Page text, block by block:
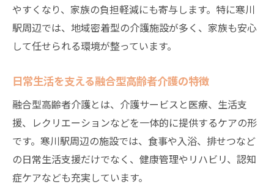
要介護度に応じた最適な施設探しのコツ
高齢者介護と要介護度の適切な施設選び
要介護度別に考える高齢者介護施設の種類
択法
高齢者介護におけるケアプラン作成の重要
性
家族に寄り添う高齢者介護の実践ポイント
やすくなり、家族の負担軽減にも寄与します。特に寒川
駅周辺では、地域密着型の介護施設が多く、家族も安心
して任せられる環境が整っています。
日常生活を支える融合型高齢者介護の特徴
融合型高齢者介護とは、介護サービスと医療、生活支
援、レクリエーションなどを一体的に提供するケアの形
です。寒川駅周辺の施設では、食事や入浴、排せつなど
の日常生活支援だけでなく、健康管理やリハビリ、認知
症ケアなども充実しています。